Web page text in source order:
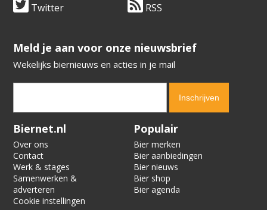
Twitter RSS
​​​​​​​Meld je aan voor onze nieuwsbrief
Wekelijks biernieuws en acties in je mail
Verification code:
Biernet.nl
Over ons
Contact
Werk & stages
Samenwerken &
adverteren
Cookie instellingen
Populair
Bier merken
Bier aanbiedingen
Bier nieuws
Bier shop
Bier agenda